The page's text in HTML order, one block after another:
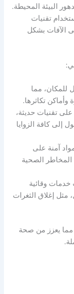
البيئة المحيطة.
تقنيات
الآفات بشكل
للمكان، مما
تكاثرها.
تقنيات حديثة،
إلى كافة الزوايا
آمنة على
المخاطر الصحية
خدمات وقائية
إغلاق الثغرات
مما يعزز من صحة